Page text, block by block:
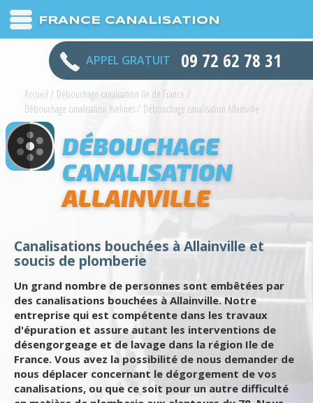
FRANCE CANALISATION
APPEL GRATUIT 09 72 62 78 31
Accueil / Débouchage canalisation Ile de France /
Débouchage canalisation Yvelines/ Débouchage canalisation Allainville
DÉBOUCHAGE
CANALISATION
ALLAINVILLE
Canalisations bouchées à Allainville et
soucis de plomberie
Un grand nombre de personnes sont embêtées par
des canalisations bouchées à Allainville. Notre
entreprise qui est compétente dans les travaux
d'épuration et assure autant les interventions de
désengorgeage et de lavage dans la région Ile de
France. Vous avez la possibilité de nous demander de
nous déplacer concernant le dégorgement de vos
canalisations, ou que ce soit pour un autre difficulté